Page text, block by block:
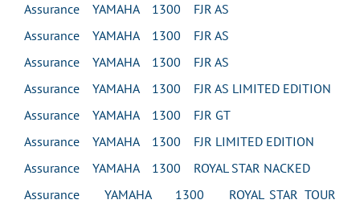
Assurance YAMAHA 1300 FJR AS
Assurance YAMAHA 1300 FJR AS
Assurance YAMAHA 1300 FJR AS
Assurance YAMAHA 1300 FJR AS LIMITED EDITION
Assurance YAMAHA 1300 FJR GT
Assurance YAMAHA 1300 FJR LIMITED EDITION
Assurance YAMAHA 1300 ROYAL STAR NACKED
Assurance YAMAHA 1300 ROYAL STAR TOUR